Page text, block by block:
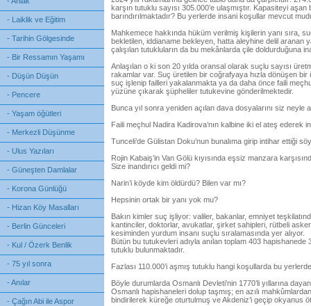
- Laiklik ve Eğitim
- Tarihin Gölgesinde
- Bir Ressamın Yaşamı
- Düşün Düşün
- Pencere
- Yaşam öğütleri
- Merkezli Düşünme
- Ulus Yazıları
- Güneşten Damlalar
- Korona Günlüğü
- Hizan Köy Masalları
- Berlin Günceleri
- Kul / Özerk Benlik
- 75 yıl sonra
- Anılar
- Çağın Abi ile Aspor
karşın tutuklu sayısı 305.000’e ulaşmıştır. Kapasiteyi
barındırılmaktadır? Bu yerlerde insani koşullar mevcut
Mahkemece hakkında hüküm verilmiş kişilerin yanı sıra,
bekletilen, iddianame bekleyen, hatta aleyhine delil aranan
çalışılan tutukluların da bu mekânlarda çile doldurduğuna
Anlaşılan o ki son 20 yılda oransal olarak suçlu sayısı
rakamlar var. Suç üretilen bir coğrafyaya hızla dönüşen
suç işlenip failleri yakalanmakta ya da daha önce faili
yüzüne çıkarak şüpheliler tutukevine gönderilmektedir.
Bunca yıl sonra yeniden açılan dava dosyalarını siz neyle
Faili meçhul Nadira Kadirova’nın kalbine iki el ateş ederek
Tunceli’de Gülistan Doku’nun bunalıma girip intihar ettiği
Rojin Kabaiş’in Van Gölü kıyısında eşsiz manzara
Size inandırıcı geldi mi?
Narin’i köyde kim öldürdü? Bilen var mı?
Hepsinin ortak bir yanı yok mu?
Bakın kimler suç işliyor: valiler, bakanlar, emniyet
kantinciler, doktorlar, avukatlar, şirket sahipleri, rütbeli
kesiminden yurdum insanı suçlu sıralamasında yer alıyor.
Bütün bu tutukevleri adıyla anılan toplam 403
tutuklu bulunmaktadır.
Fazlası 110.000’i aşmış tutuklu hangi koşullarda bu
Böyle durumlarda Osmanlı Devleti’nin 1770’li yıllarına
Osmanlı hapishaneleri dolup taşmış; en azılı
bindirilerek küreğe oturtulmuş ve Akdeniz’i geçip okyanus